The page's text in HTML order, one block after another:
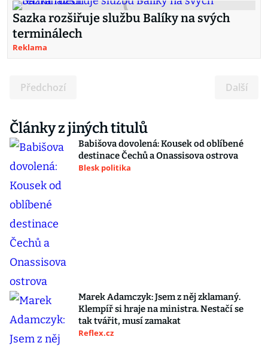
Sazka rozšiřuje službu Balíky na svých
terminálech
Reklama
Předchozí Další
Články z jiných titulů
Babišova dovolená: Kousek od oblíbené
destinace Čechů a Onassisova ostrova
Blesk politika
Marek Adamczyk: Jsem z něj zklamaný.
Klempíř si hraje na ministra. Nestačí se
tak tvářit, musí zamakat
Reflex.cz